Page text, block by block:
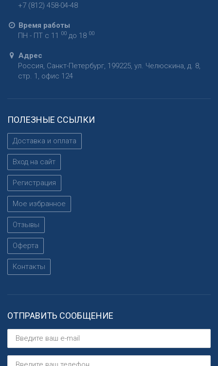
+7 (812) 458-04-48
Время работы
ПН - ПТ с 11
00 до 18 00
Адрес
Россия Санкт-Петербург 199225 ул. Челюскина, д. 8,
стр. 1, офис 124
ПОЛЕЗНЫЕ ССЫЛКИ
Доставка и оплата
Вход на сайт
Регистрация
Мое избранное
Отзывы
Оферта
Контакты
ОТПРАВИТЬ СООБЩЕНИЕ